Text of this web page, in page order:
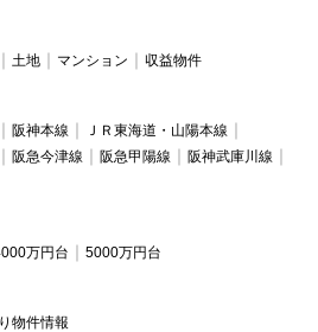
土地 マンション 収益物件
阪神本線
ＪＲ東海道・山陽本線
阪急今津線 阪急甲陽線
阪神武庫川線
万円台 5000万円台
物件情報